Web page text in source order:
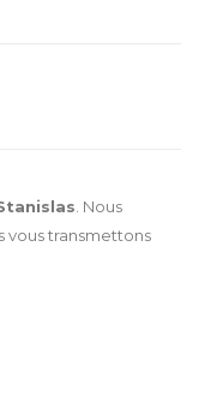
. Nous
vous transmettons